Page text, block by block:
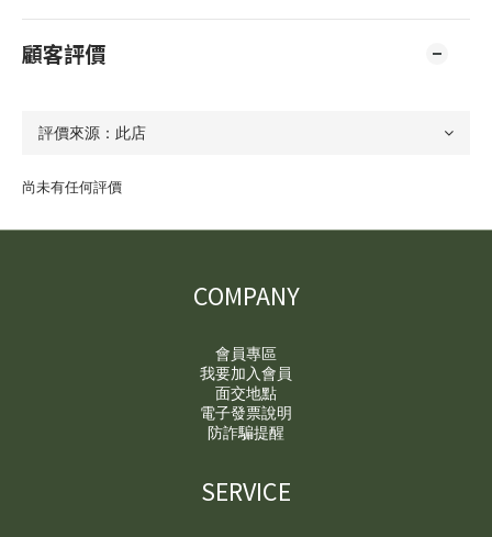
顧客評價
尚未有任何評價
COMPANY
會員專區
我要加入會員
面交地點
電子發票說明
防詐騙提醒
SERVICE